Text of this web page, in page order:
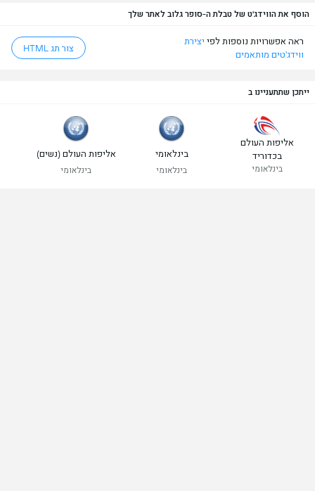
הוסף את הווידג'ט של טבלת ה-סופר גלוב לאתר שלך
ראה אפשרויות נוספות לפי יצירת
ווידג'טים מותאמים
צור תג HTML
ייתכן שתתעניינו ב
אליפות העולם
בכדוריד
בינלאומי
בינלאומי
בינלאומי
אליפות העולם (נשים)
בינלאומי